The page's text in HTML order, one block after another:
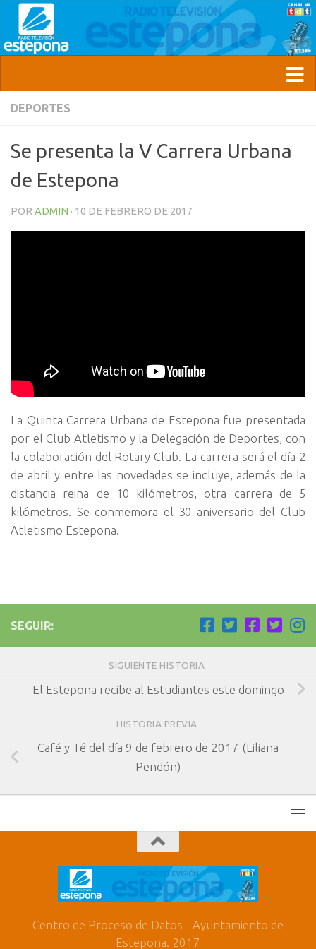
DEPORTES
Se presenta la V Carrera Urbana
de Estepona
POR ADMIN · 10 DE FEBRERO DE 2017
La Quinta Carrera Urbana de Estepona fue presentada
por el Club Atletismo y la Delegación de Deportes, con
la colaboración del Rotary Club. La carrera será el día 2
de abril y entre las novedades se incluye, además de la
distancia reina de 10 kilómetros, otra carrera de 5
kilómetros. Se conmemora el 30 aniversario del Club
Atletismo Estepona.
SEGUIR:
SIGUIENTE HISTORIA
El Estepona recibe al Estudiantes este domingo
HISTORIA PREVIA
Café y Té del día 9 de febrero de 2017 (Liliana
Pendón)
Centro de Proceso de Datos - Ayuntamiento de
Estepona. 2017